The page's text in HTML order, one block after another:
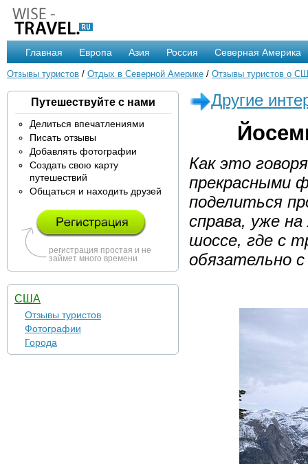
Главная Европа Азия Россия Северная Америка
Отзывы туристов / Отдых в Северной Америке / Отзывы туристов о
Путешествуйте с нами
Делиться впечатлениями
Писать отзывы
Добавлять фотографии
Создать свою карту
путешествий
Общаться и находить друзей
регистрация простая и не
займет много времени
США
Отзывы туристов
Фотографии
Города
Другие
Как это
прекрасными
поделиться
справа, уже
шоссе, где с
обязательно